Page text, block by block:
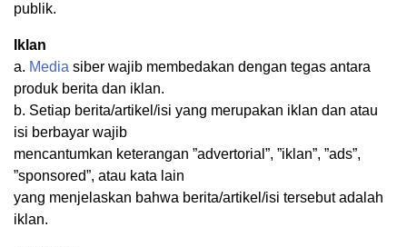
publik.
Iklan
a. Media siber wajib membedakan dengan tegas antara
produk berita dan iklan.
b. Setiap berita/artikel/isi yang merupakan iklan dan atau
isi berbayar wajib
mencantumkan keterangan ”advertorial”, ”iklan”, ”ads”,
”sponsored”, atau kata lain
yang menjelaskan bahwa berita/artikel/isi tersebut adalah
iklan.